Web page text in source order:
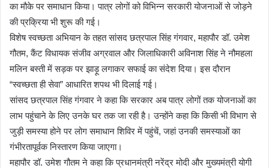
का मौके पर समाधान किया। पात्र लोगों को विभिन्न सरकारी योजनाओं से जोड़ने
की प्रक्रिया भी शुरू की गई।
विशेष स्वच्छता अभियान के तहत सांसद छत्रपाल सिंह गंगवार, महापौर डॉ. उमेश
गौतम, कैंट विधायक संजीव अग्रवाल और जिलाधिकारी अविनाश सिंह ने नौमहला
मलिन बस्ती में सड़क पर झाड़ू लगाकर सफाई का संदेश दिया। इस दौरान
“स्वच्छता ही सेवा” आधारित शपथ भी दिलाई गई।
सांसद छत्रपाल सिंह गंगवार ने कहा कि सरकार अब पात्र लोगों तक योजनाओं का
लाभ पहुंचाने के लिए उनके घर तक जा रही है। उन्होंने कहा कि किसी भी विभाग से
जुड़ी समस्या होने पर लोग समाधान शिविर में पहुंचें, जहां उनकी समस्याओं का
गंभीरतापूर्वक निस्तारण किया जाएगा।
महापौर डॉ. उमेश गौतम ने कहा कि प्रधानमंत्री नरेंद्र मोदी और मुख्यमंत्री योगी